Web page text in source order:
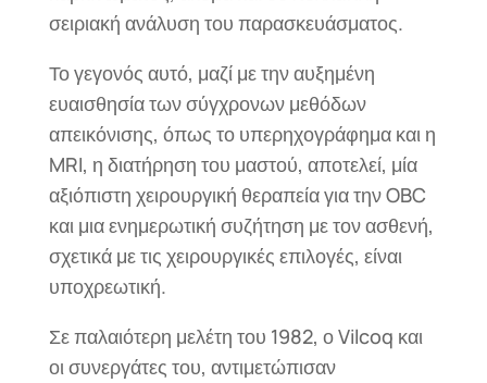
σειριακή ανάλυση του παρασκευάσματος.
Το γεγονός αυτό, μαζί με την αυξημένη
ευαισθησία των σύγχρονων μεθόδων
απεικόνισης, όπως το υπερηχογράφημα και η
MRI, η διατήρηση του μαστού, αποτελεί, μία
αξιόπιστη χειρουργική θεραπεία για την OBC
και μια ενημερωτική συζήτηση με τον ασθενή,
σχετικά με τις χειρουργικές επιλογές, είναι
υποχρεωτική.
Σε παλαιότερη μελέτη του 1982, ο Vilcoq και
οι συνεργάτες του, αντιμετώπισαν